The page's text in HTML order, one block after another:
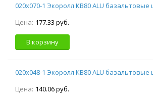
020х070-1 Экоролл КВ80 ALU
Цена: 177.33 руб.
В корзину
020х048-1 Экоролл КВ80 ALU
Цена: 140.06 руб.